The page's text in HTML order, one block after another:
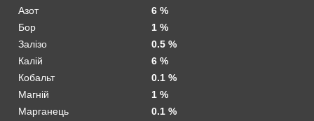
Азот
6 %
Бор
1 %
Залізо
0.5 %
Калій
6 %
Кобальт
0.1 %
Магній
1 %
Марганець
0.1 %